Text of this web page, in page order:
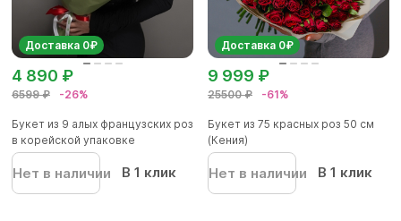
Доставка 0₽
6599 ₽ -26%
4 890 ₽
Букет из 9 алых французских роз
в корейской упаковке
Нет в наличии В 1 клик
Доставка 0₽
25500 ₽ -61%
9 999 ₽
Букет из 75 красных роз 50 см
(Кения)
Нет в наличии В 1 клик